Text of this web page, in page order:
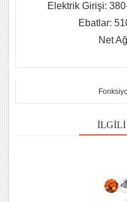
Elektrik Girişi:
Ebatlar:
Net
İLGILI